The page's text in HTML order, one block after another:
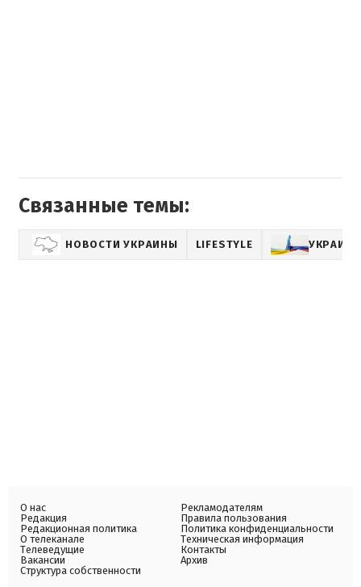
Связанные темы:
НОВОСТИ УКРАИНЫ LIFESTYLE
О нас
Редакция
Редакционная политика
О телеканале
Телеведущие
Вакансии
Структура собственности
Рекламодателям
Правила пользования
Политика конфиденциальности
Техническая информация
Контакты
Архив